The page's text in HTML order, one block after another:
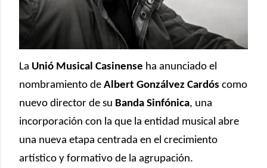
La Unió Musical Casinense ha anunciado el
nombramiento de Albert Gonzálvez Cardós como
nuevo director de su Banda Sinfónica, una
incorporación con la que la entidad musical abre
una nueva etapa centrada en el crecimiento
artístico y formativo de la agrupación.